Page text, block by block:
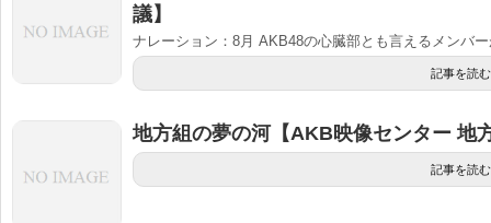
議】
ナレーション：8月 AKB48の心臓部とも言えるメンバ
記事を読む
地方組の夢の河【AKB映像センター 地
記事を読む